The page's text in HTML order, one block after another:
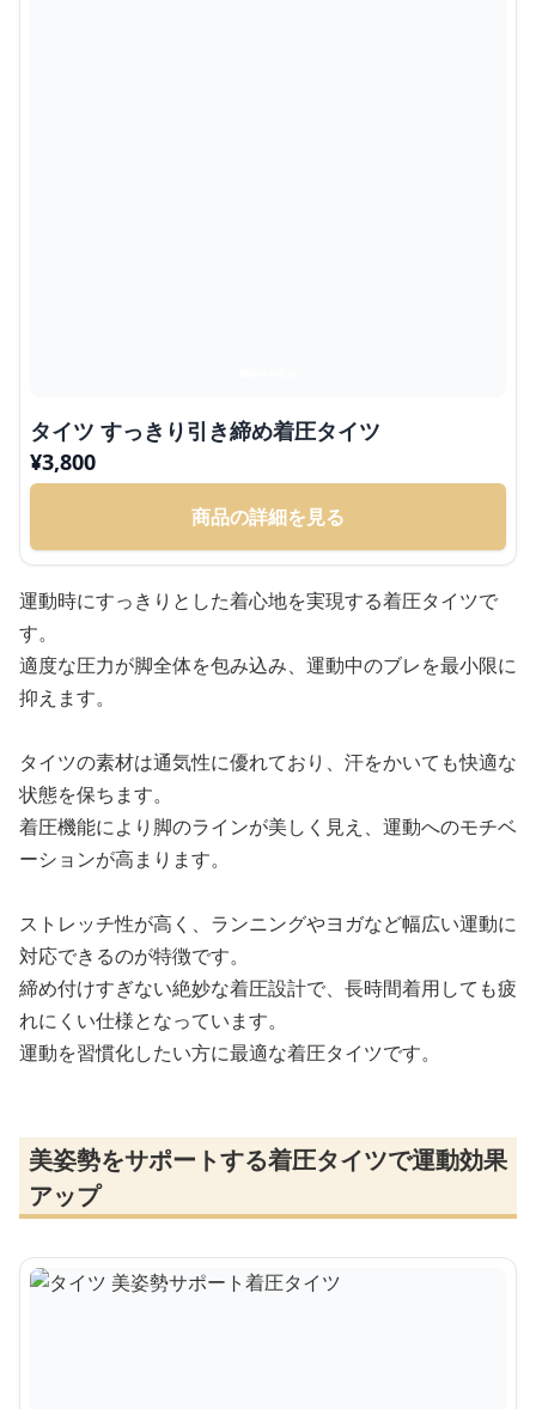
タイツ すっきり引き締め着圧タイツ
¥3,800
商品の詳細を見る
運動時にすっきりとした着心地を実現する着圧タイツで
す。
適度な圧力が脚全体を包み込み、運動中のブレを最小限に
抑えます。
タイツの素材は通気性に優れており、汗をかいても快適な
状態を保ちます。
着圧機能により脚のラインが美しく見え、運動へのモチベ
ーションが高まります。
ストレッチ性が高く、ランニングやヨガなど幅広い運動に
対応できるのが特徴です。
締め付けすぎない絶妙な着圧設計で、長時間着用しても疲
れにくい仕様となっています。
運動を習慣化したい方に最適な着圧タイツです。
美姿勢をサポートする着圧タイツで運動効果
アップ